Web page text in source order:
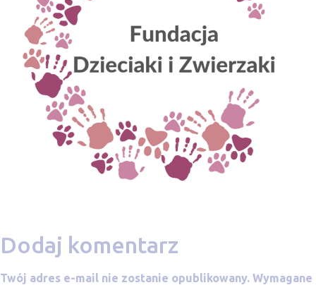
Dodaj komentarz
Twój adres e-mail nie zostanie opublikowany. Wymagane